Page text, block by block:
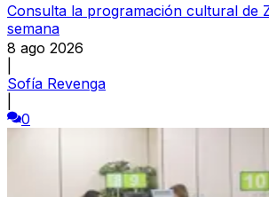
Consulta la programación cultural de
semana
8 ago 2026
Sofía Revenga
0